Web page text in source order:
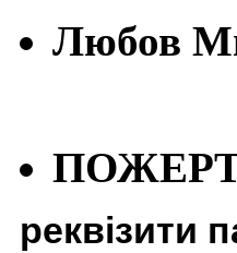
Любов
реквізити